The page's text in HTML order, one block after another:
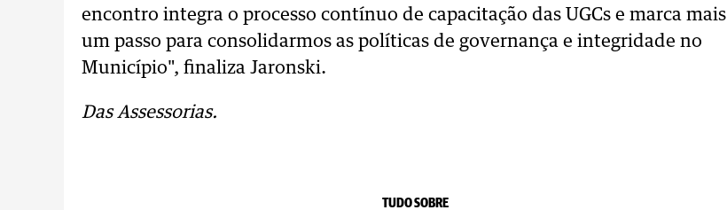
encontro integra o processo contínuo de capacitação das UGCs e marca mais
um passo para consolidarmos as políticas de governança e integridade no
Município", finaliza Jaronski.
Das Assessorias.
TUDO SOBRE